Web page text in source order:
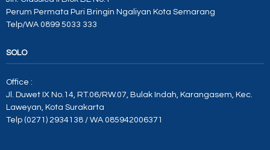
Perum Permata Puri Bringin Ngaliyan Kota Semarang
Telp/WA 0899 5033 333
SOLO
Office :
Jl. Duwet IX No.14, RT.06/RW.07, Bulak Indah, Karangasem, Kec.
Laweyan, Kota Surakarta
Telp (0271) 2934138 / WA 085942006371